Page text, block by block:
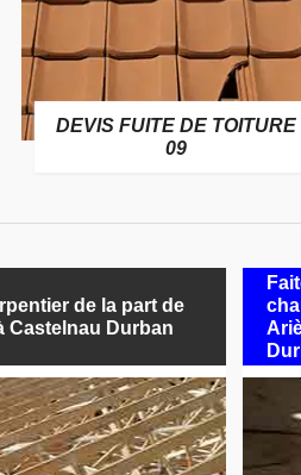
DEVIS FUITE DE TOITURE
09
de la part de
Castelnau Durban